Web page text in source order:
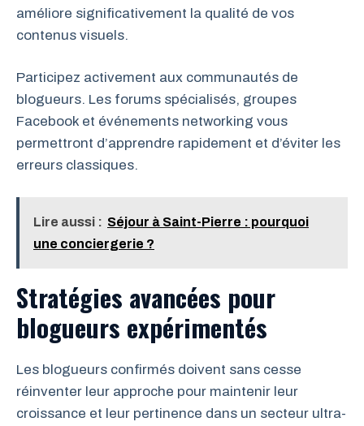
améliore significativement la qualité de vos
contenus visuels.
Participez activement aux communautés de
blogueurs. Les forums spécialisés, groupes
Facebook et événements networking vous
permettront d’apprendre rapidement et d’éviter les
erreurs classiques.
Lire aussi : Séjour à Saint-Pierre : pourquoi
une conciergerie ?
Stratégies avancées pour
blogueurs expérimentés
Les blogueurs confirmés doivent sans cesse
réinventer leur approche pour maintenir leur
croissance et leur pertinence dans un secteur ultra-